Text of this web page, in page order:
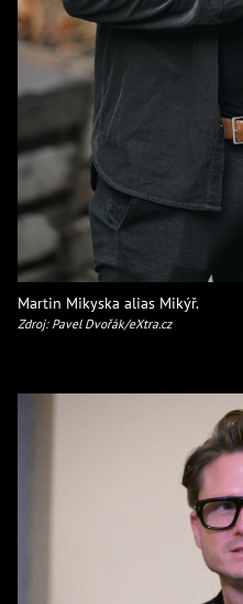
Martin Mikyska alias Mikýř.
Zdroj: Pavel Dvořák/eXtra.cz